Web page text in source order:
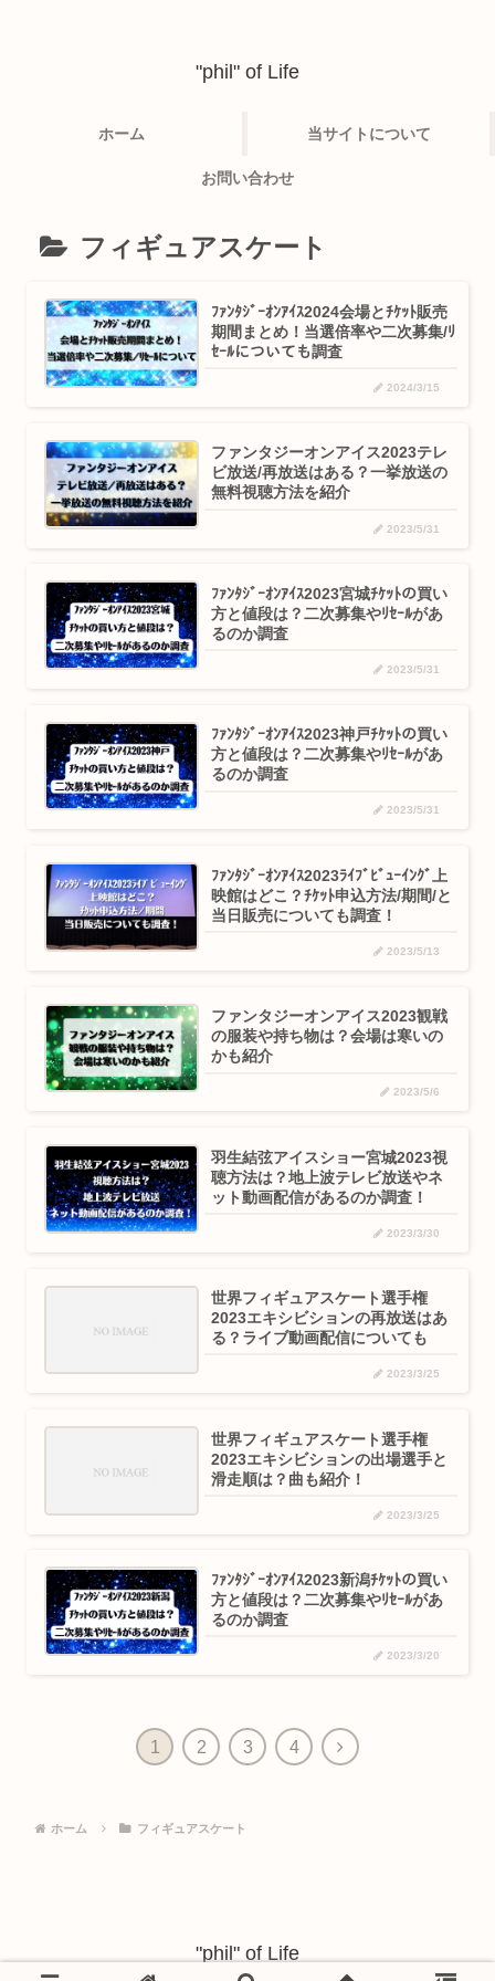
"phil" of Life
ホーム 当サイトについて
お問い合わせ
フィギュアスケート
ﾌｧﾝﾀｼﾞｰｵﾝｱｲｽ2024会場とﾁｹｯﾄ販売
期間まとめ！当選倍率や二次募集/ﾘ
ｾｰﾙについても調査
2024/3/15
ファンタジーオンアイス2023テレ
ビ放送/再放送はある？一挙放送の
無料視聴方法を紹介
2023/5/31
ﾌｧﾝﾀｼﾞｰｵﾝｱｲｽ2023宮城ﾁｹｯﾄの買い
方と値段は？二次募集やﾘｾｰﾙがあ
るのか調査
2023/5/31
ﾌｧﾝﾀｼﾞｰｵﾝｱｲｽ2023神戸ﾁｹｯﾄの買い
方と値段は？二次募集やﾘｾｰﾙがあ
るのか調査
2023/5/31
ﾌｧﾝﾀｼﾞｰｵﾝｱｲｽ2023ﾗｲﾌﾞﾋﾞｭｰｲﾝｸﾞ上
映館はどこ？ﾁｹｯﾄ申込方法/期間/と
当日販売についても調査！
2023/5/13
ファンタジーオンアイス2023観戦
の服装や持ち物は？会場は寒いの
かも紹介
2023/5/6
羽生結弦アイスショー宮城2023視
聴方法は？地上波テレビ放送やネ
ット動画配信があるのか調査！
2023/3/30
世界フィギュアスケート選手権
2023エキシビションの再放送はあ
る？ライブ動画配信についても
2023/3/25
世界フィギュアスケート選手権
2023エキシビションの出場選手と
滑走順は？曲も紹介！
2023/3/25
ﾌｧﾝﾀｼﾞｰｵﾝｱｲｽ2023新潟ﾁｹｯﾄの買い
方と値段は？二次募集やﾘｾｰﾙがあ
るのか調査
2023/3/20
1 2 3 4
次
ホーム フィギュアスケート
"phil" of Life